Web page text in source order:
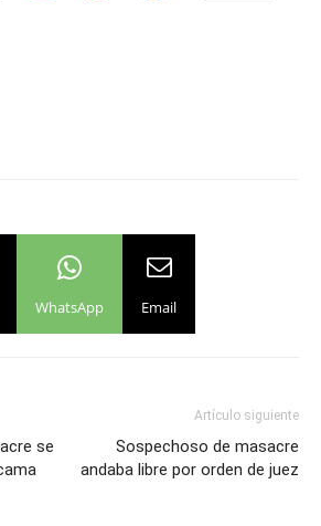
WhatsApp Email
se
Artículo siguiente
Sospechoso de masacre
andaba libre por orden de juez